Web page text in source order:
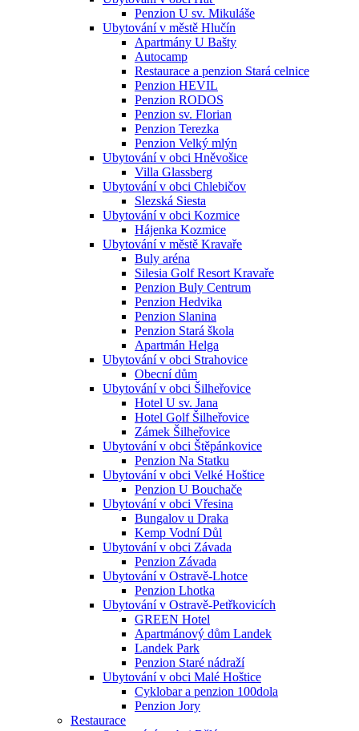
Penzion U sv. Mikuláše
Ubytování v městě Hlučín
Apartmány U Bašty
Autocamp
Restaurace a penzion Stará celnice
Penzion HEVIL
Penzion RODOS
Penzion sv. Florian
Penzion Terezka
Penzion Velký mlýn
Ubytování v obci Hněvošice
Villa Glassberg
Ubytování v obci Chlebičov
Slezská Siesta
Ubytování v obci Kozmice
Hájenka Kozmice
Ubytování v městě Kravaře
Buly aréna
Silesia Golf Resort Kravaře
Penzion Buly Centrum
Penzion Hedvika
Penzion Slanina
Penzion Stará škola
Apartmán Helga
Ubytování v obci Strahovice
Obecní dům
Ubytování v obci Šilheřovice
Hotel U sv. Jana
Hotel Golf Šilheřovice
Zámek Šilheřovice
Ubytování v obci Štěpánkovice
Penzion Na Statku
Ubytování v obci Velké Hoštice
Penzion U Bouchače
Ubytování v obci Vřesina
Bungalov u Draka
Kemp Vodní Důl
Ubytování v obci Závada
Penzion Závada
Ubytování v Ostravě-Lhotce
Penzion Lhotka
Ubytování v Ostravě-Petřkovicích
GREEN Hotel
Apartmánový dům Landek
Landek Park
Penzion Staré nádraží
Ubytování v obci Malé Hoštice
Cyklobar a penzion 100dola
Penzion Jory
Restaurace